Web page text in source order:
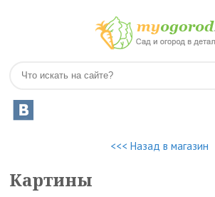
<<< Назад в магазин
Картины